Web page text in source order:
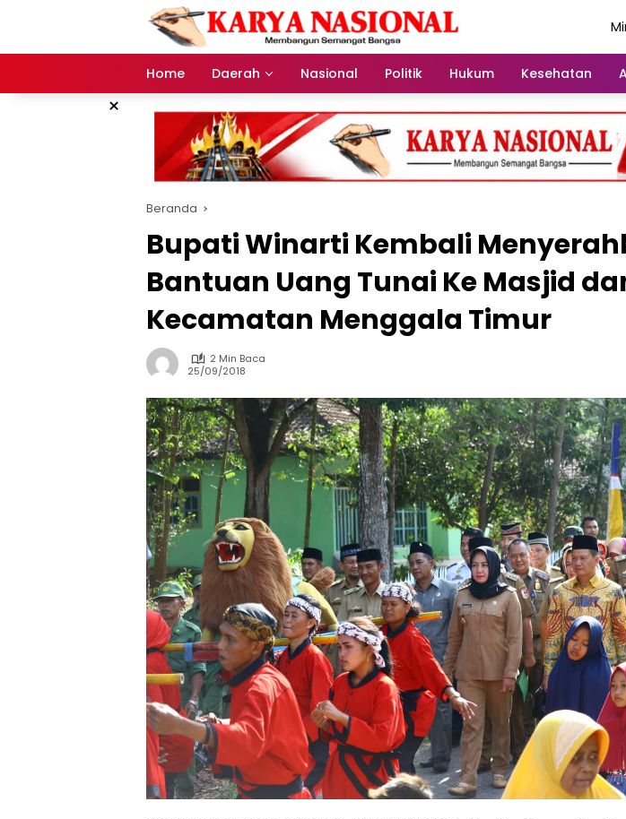
Home Daerah Nasional Politik Hukum Kesehatan
×
Beranda
Bupati Winarti Kembali
Bantuan Uang Tunai Ke Masjid
Kecamatan Menggala Timur
2 Min Baca
25/09/2018